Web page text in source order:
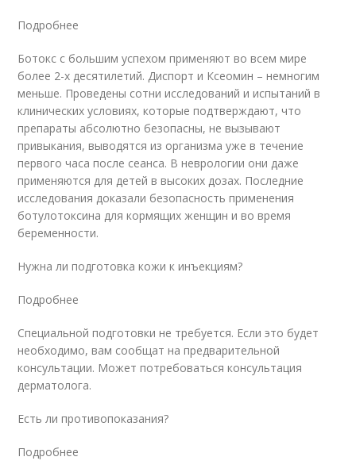
Подробнее
Ботокс с большим успехом применяют во всем мире
более 2-х десятилетий. Диспорт и Ксеомин – немногим
меньше. Проведены сотни исследований и испытаний в
клинических условиях, которые подтверждают, что
препараты абсолютно безопасны, не вызывают
привыкания, выводятся из организма уже в течение
первого часа после сеанса. В неврологии они даже
применяются для детей в высоких дозах. Последние
исследования доказали безопасность применения
ботулотоксина для кормящих женщин и во время
беременности.
Нужна ли подготовка кожи к инъекциям?
Подробнее
Специальной подготовки не требуется. Если это будет
необходимо, вам сообщат на предварительной
консультации. Может потребоваться консультация
дерматолога.
Есть ли противопоказания?
Подробнее